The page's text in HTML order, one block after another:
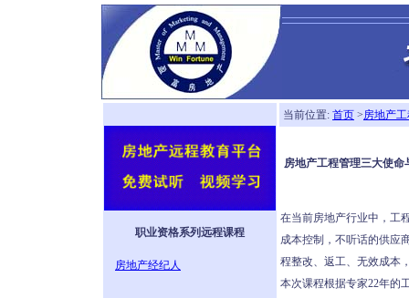
职业资格系列远程课程
房地产经纪人
当前位置: 首页 >房地产
房地产工程管理三大使命
在当前房地产行业中，工
成本控制，不听话的供应
程整改、返工、无效成本
本次课程根据专家22年的